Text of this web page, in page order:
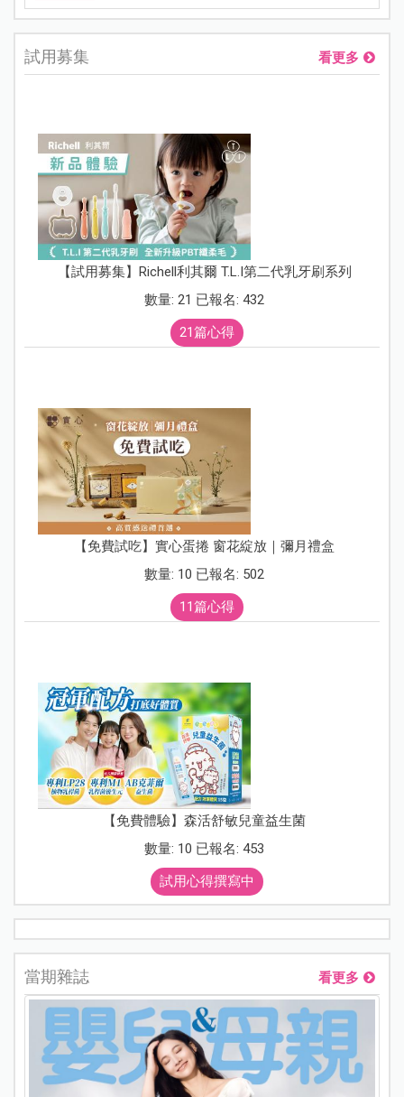
試用募集 看更多
【試用募集】Richell利其爾 T.L.I第二代乳牙刷系列
數量: 21 已報名: 432
21篇心得
【免費試吃】實心蛋捲 窗花綻放｜彌月禮盒
數量: 10 已報名: 502
11篇心得
【免費體驗】森活舒敏兒童益生菌
數量: 10 已報名: 453
試用心得撰寫中
當期雜誌 看更多